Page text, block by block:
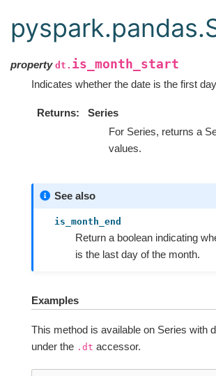
property dt. is_month_start
Indicates whether the date is the first
Returns
Series
For Series, returns a
values.
See also
is_month_end
Return a boolean indicating
is the last day of the month.
Examples
This method is available on Series with
under the .dt accessor.